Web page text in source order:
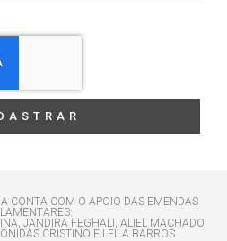
CONTA COM O APOIO DAS EMENDAS
JANDIRA FEGHALI, ALIEL MACHADO,
CRISTINO E LEILA BARROS